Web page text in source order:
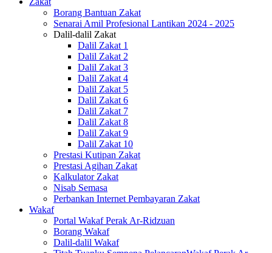
Borang Bantuan Zakat
Senarai Amil Profesional Lantikan 2024 - 2025
Dalil-dalil Zakat
Dalil Zakat 1
Dalil Zakat 2
Dalil Zakat 3
Dalil Zakat 4
Dalil Zakat 5
Dalil Zakat 6
Dalil Zakat 7
Dalil Zakat 8
Dalil Zakat 9
Dalil Zakat 10
Prestasi Kutipan Zakat
Prestasi Agihan Zakat
Kalkulator Zakat
Nisab Semasa
Perbankan Internet Pembayaran Zakat
Wakaf
Portal Wakaf Perak Ar-Ridzuan
Borang Wakaf
Dalil-dalil Wakaf